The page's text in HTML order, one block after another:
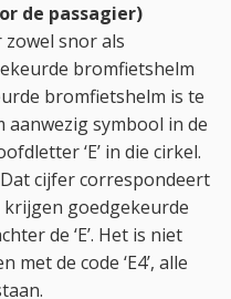
de passagier)
zowel snor als
bromfietshelm
bromfietshelm is te
aanwezig symbool in de
‘E’ in die cirkel.
Dat cijfer correspondeert
krijgen goedgekeurde
de ‘E’. Het is niet
de code ‘E4’, alle